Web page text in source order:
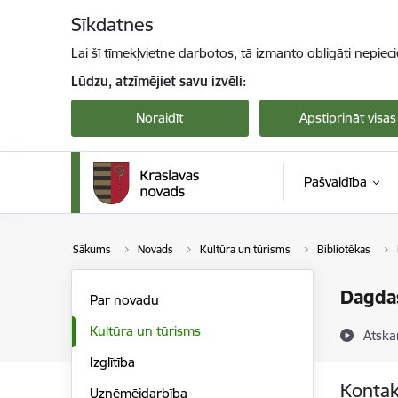
Sīkdatnes
Lai šī tīmekļvietne darbotos, tā izmanto obligāti
Lūdzu, atzīmējiet savu izvēli:
Noraidīt Apstiprināt visas
Pašvaldība
Sākums Novads Kultūra un tūrisms Bibliotēkas
Par novadu
Kultūra un tūrisms
Izglītība
Uzņēmējdarbība